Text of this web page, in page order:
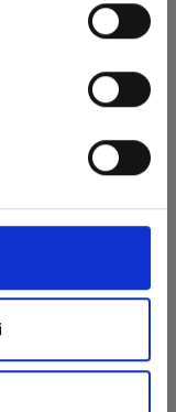
in mezzo alle
online.
AL FESTIVAL
CON
e 15 marzo con
TOUR
per
Comics
successiva